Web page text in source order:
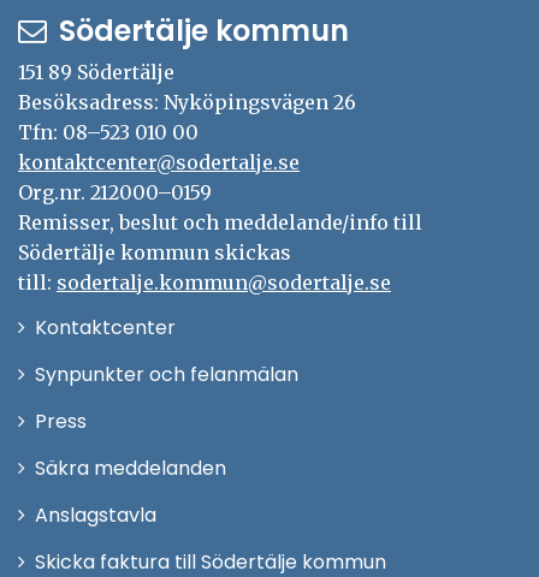
Södertälje kommun
151 89 Södertälje
Besöksadress: Nyköpingsvägen 26
Tfn: 08–523 010 00
kontaktcenter@sodertalje.se
Org.nr. 212000–0159
Remisser, beslut och meddelande/info till
Södertälje kommun skickas
till: sodertalje.kommun@sodertalje.se
KontaktcenterÖppna
Synpunkter och felanmälan
Press
fönster
Säkra meddelanden
Anslagstavla
Skicka faktura till Södertälje kommun